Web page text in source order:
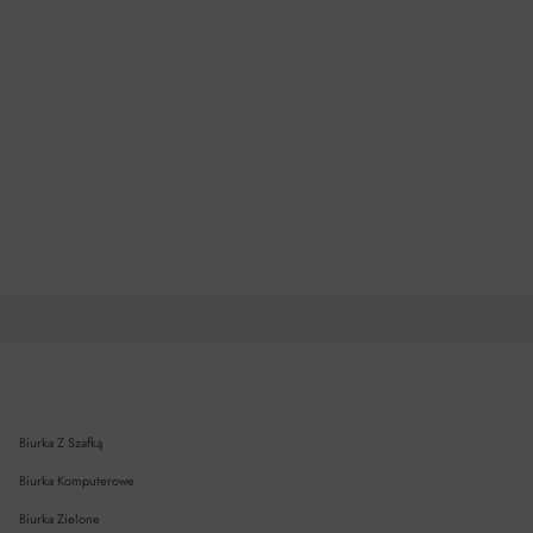
Biurka Z Szafką
Biurka Komputerowe
Biurka Zielone